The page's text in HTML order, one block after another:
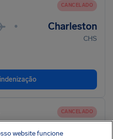
CANCELADO
• Charleston
CHS
CANCELADO
• Fort Myers
website funcione